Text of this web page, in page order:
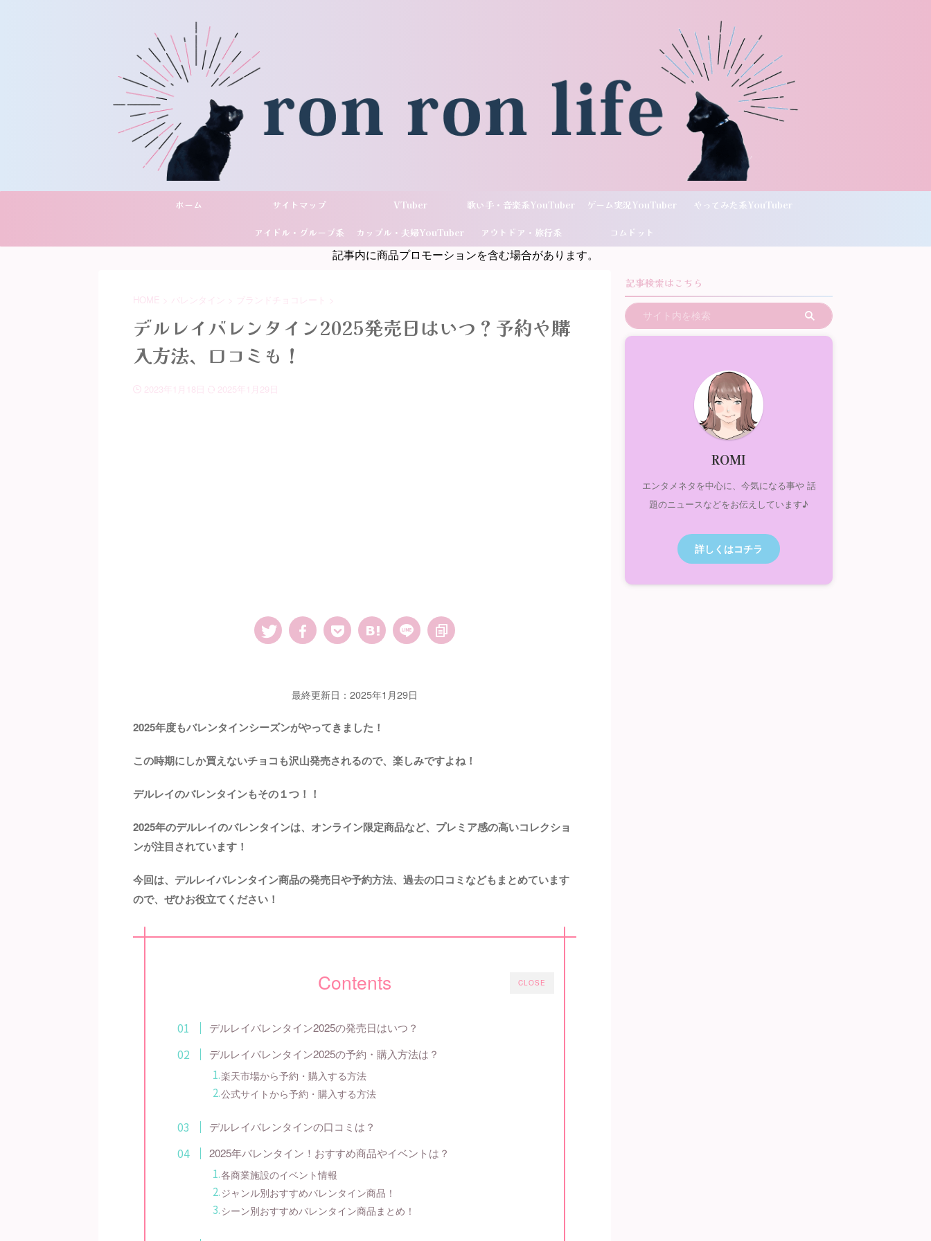
ホーム サイトマップ VTuber 歌い手・音楽系YouTuber ゲーム実況YouTuber やってみた系YouTuber
アイドル・グループ系 カップル・夫婦YouTuber アウトドア・旅行系
YouTuber
コムドット
記事内に商品プロモーションを含む場合があります。
HOME > バレンタイン > ブランドチョコレート >
デルレイバレンタイン2025発売日はいつ？予約や購
入方法、口コミも！
2023年1月18日 2025年1月29日
最終更新日：2025年1月29日
2025年度もバレンタインシーズンがやってきました！
この時期にしか買えないチョコも沢山発売されるので、楽しみですよね！
デルレイのバレンタインもその１つ！！
2025年のデルレイのバレンタインは、オンライン限定商品など、プレミア感の高いコレクショ
ンが注目されています！
今回は、デルレイバレンタイン商品の発売日や予約方法、過去の口コミなどもまとめています
ので、ぜひお役立てください！
CLOSE
Contents
デルレイバレンタイン2025の発売日はいつ？
デルレイバレンタイン2025の予約・購入方法は？
楽天市場から予約・購入する方法
公式サイトから予約・購入する方法
デルレイバレンタインの口コミは？
2025年バレンタイン！おすすめ商品やイベントは？
各商業施設のイベント情報
ジャンル別おすすめバレンタイン商品！
シーン別おすすめバレンタイン商品まとめ！
記事検索はこちら
ROMI
エンタメネタを中心に、今気になる事や 話
題のニュースなどをお伝えしています♪
詳しくはコチラ